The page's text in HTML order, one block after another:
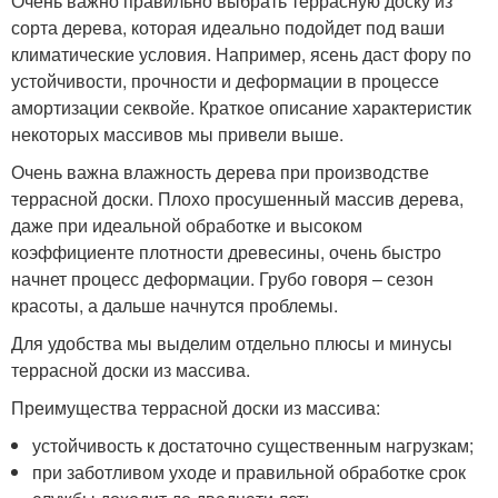
сорта дерева, которая идеально подойдет под ваши
климатические условия. Например, ясень даст фору по
устойчивости, прочности и деформации в процессе
амортизации секвойе. Краткое описание характеристик
некоторых массивов мы привели выше.
Очень важна влажность дерева при производстве
террасной доски. Плохо просушенный массив дерева,
даже при идеальной обработке и высоком
коэффициенте плотности древесины, очень быстро
начнет процесс деформации. Грубо говоря – сезон
красоты, а дальше начнутся проблемы.
Для удобства мы выделим отдельно плюсы и минусы
террасной доски из массива.
Преимущества террасной доски из массива:
устойчивость к достаточно существенным нагрузкам;
при заботливом уходе и правильной обработке срок